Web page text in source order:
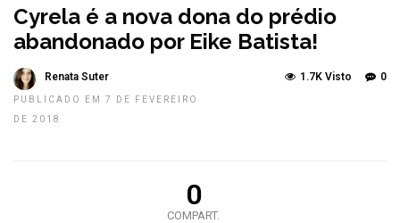
Cyrela é a nova dona do prédio
abandonado por Eike Batista!
Renata Suter
PUBLICADO EM 7 DE FEVEREIRO
DE 2018
0
1.7K Visto
0
COMPART.